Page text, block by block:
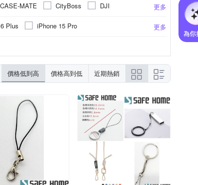
更多
CASE-MATE CityBoss
DJI
HH 草本新淨界
PHILIPS 飛利浦
Q哥
Saramonic 楓笛 STC
SUNPOWER
更多
Plus
iPhone 15 Pro
iPhone 12 Pro Max
vivo系列
吋)
iPhone 12 mini
htc U系列
iPhone14 Plus (6.7)
價格低到高 價格高到低 近期熱銷